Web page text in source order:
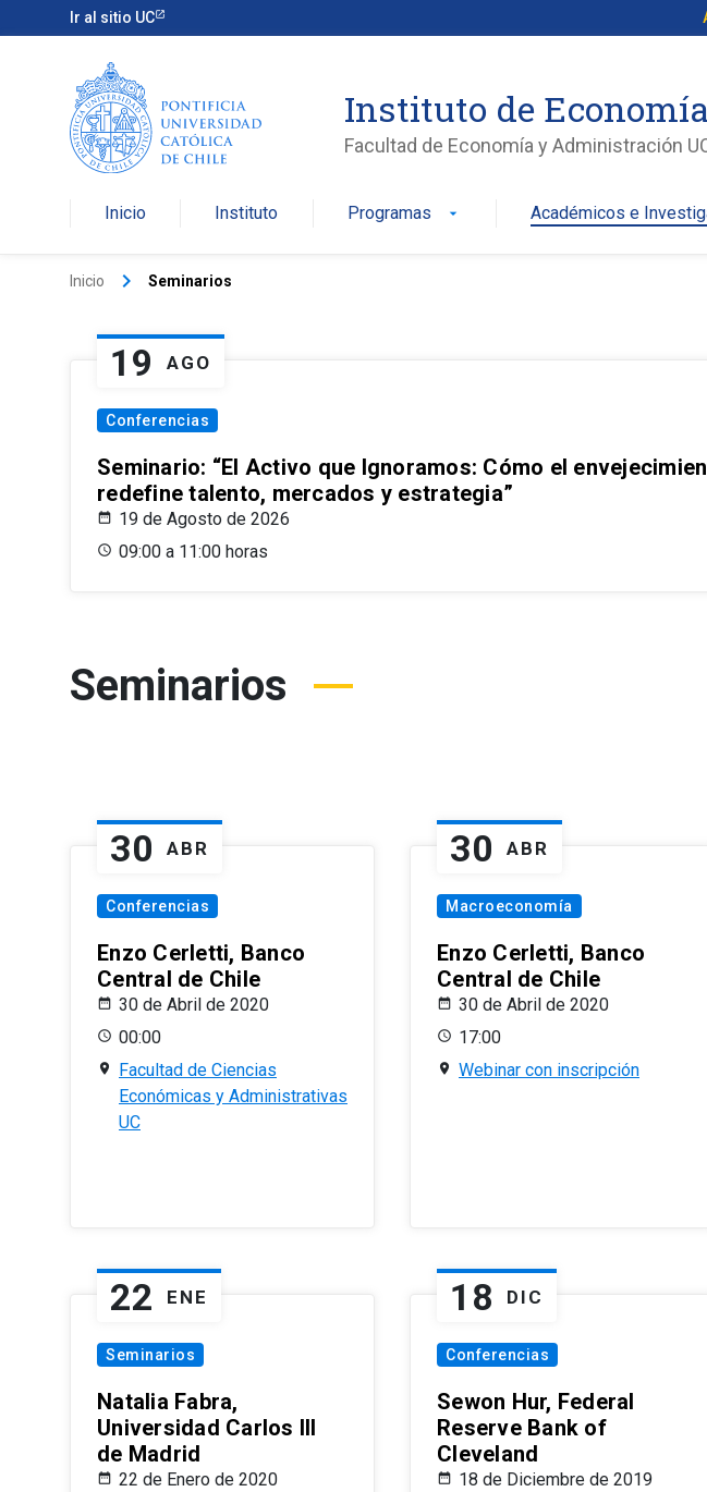
Ir al sitio UC
Instituto de Economía
Facultad de Economía y Administración
Inicio Instituto Programas arrow_drop_down Académicos e
Inicio keyboard_arrow_right Seminarios
19 AGO
Conferencias
Seminario: “El Activo que Ignoramos: Cómo el
redefine talento, mercados y estrategia”
19 de Agosto de 2026
09:00 a 11:00 horas
Seminarios
30 ABR
Conferencias
Enzo Cerletti, Banco
Central de Chile
30 de Abril de 2020
00:00
Facultad de Ciencias
Económicas y Administrativas
UC
30 ABR
Macroeconomía
Enzo Cerletti, Banco
Central de Chile
30 de Abril de 2020
17:00
Webinar con inscripción
22 ENE
Seminarios
Natalia Fabra,
Universidad Carlos III
de Madrid
22 de Enero de 2020
18 DIC
Conferencias
Sewon Hur, Federal
Reserve Bank of
Cleveland
18 de Diciembre de 2019